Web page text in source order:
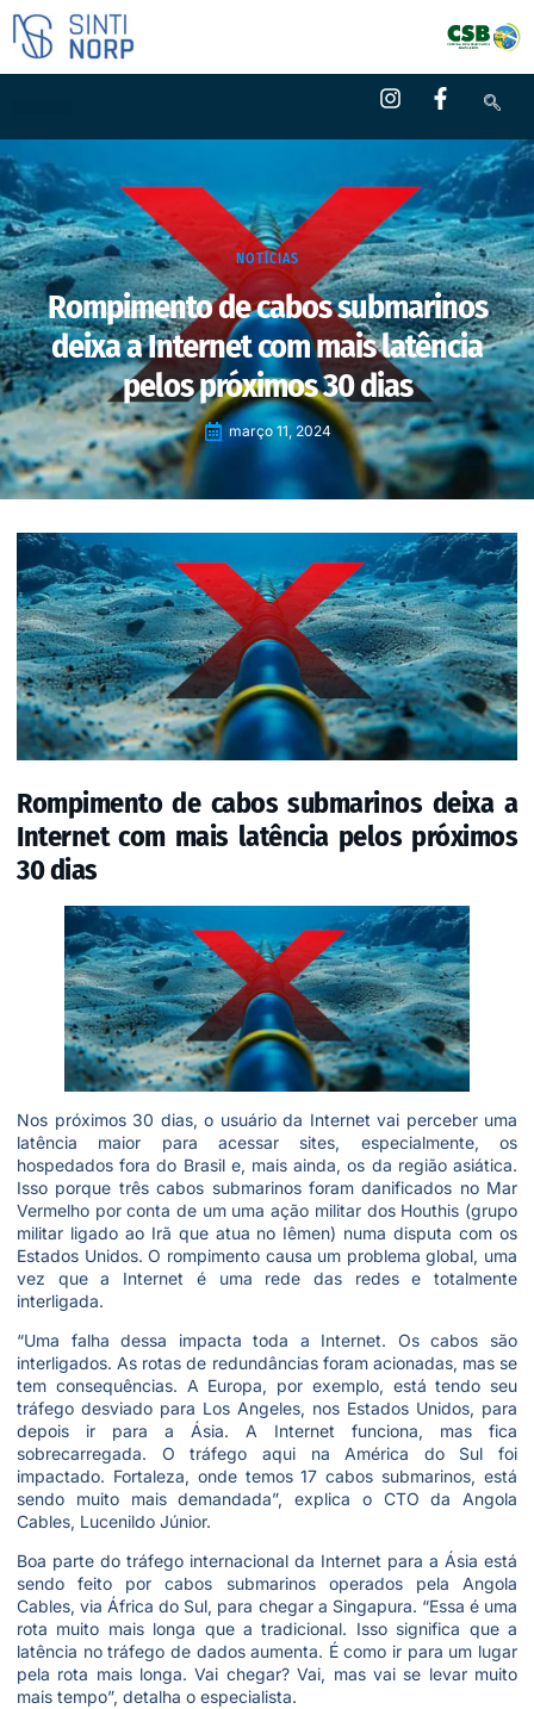
NOTÍCIAS
Rompimento de cabos submarinos
deixa a Internet com mais latência
pelos próximos 30 dias
março 11, 2024
Rompimento de cabos submarinos deixa a
Internet com mais latência pelos próximos
30 dias
Nos próximos 30 dias, o usuário da Internet vai perceber uma
latência maior para acessar sites, especialmente, os
hospedados fora do Brasil e, mais ainda, os da região asiática.
Isso porque três cabos submarinos foram danificados no Mar
Vermelho por conta de um uma ação militar dos Houthis (grupo
militar ligado ao Irã que atua no Iêmen) numa disputa com os
Estados Unidos. O rompimento causa um problema global, uma
vez que a Internet é uma rede das redes e totalmente
interligada.
“Uma falha dessa impacta toda a Internet. Os cabos são
interligados. As rotas de redundâncias foram acionadas, mas se
tem consequências. A Europa, por exemplo, está tendo seu
tráfego desviado para Los Angeles, nos Estados Unidos, para
depois ir para a Ásia. A Internet funciona, mas fica
sobrecarregada. O tráfego aqui na América do Sul foi
impactado. Fortaleza, onde temos 17 cabos submarinos, está
sendo muito mais demandada”, explica o CTO da Angola
Cables, Lucenildo Júnior.
Boa parte do tráfego internacional da Internet para a Ásia está
sendo feito por cabos submarinos operados pela Angola
Cables, via África do Sul, para chegar a Singapura. “Essa é uma
rota muito mais longa que a tradicional. Isso significa que a
latência no tráfego de dados aumenta. É como ir para um lugar
pela rota mais longa. Vai chegar? Vai, mas vai se levar muito
mais tempo”, detalha o especialista.